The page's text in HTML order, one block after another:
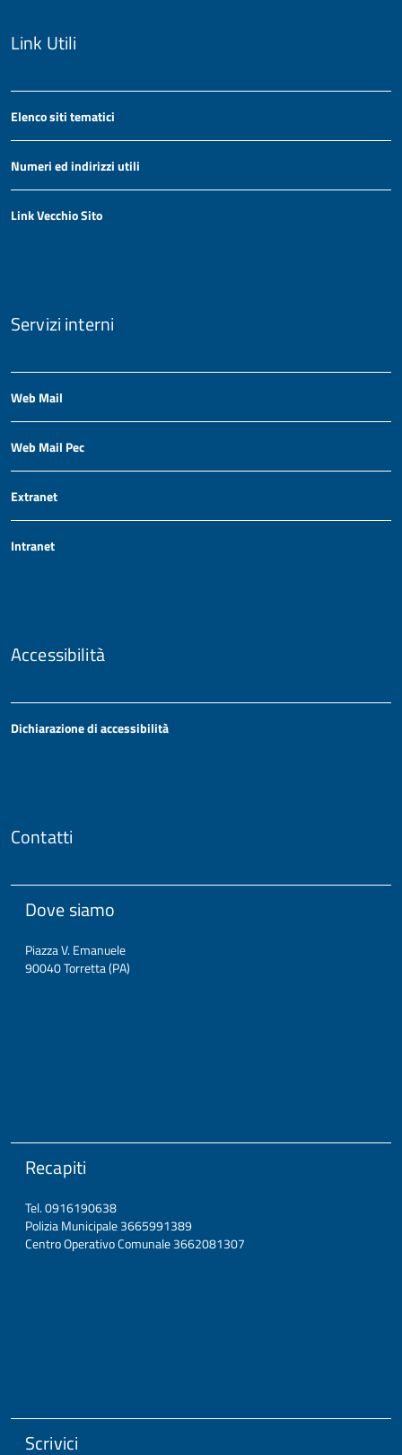
Link Utili
Elenco siti tematici
Numeri ed indirizzi utili
Link Vecchio Sito
Servizi interni
Web Mail
Web Mail Pec
Extranet
Intranet
Accessibilità
Dichiarazione di accessibilità
Contatti
Dove siamo
Piazza V. Emanuele
90040 Torretta (PA)
Recapiti
Tel. 0916190638
Polizia Municipale 3665991389
Centro Operativo Comunale 3662081307
Scrivici